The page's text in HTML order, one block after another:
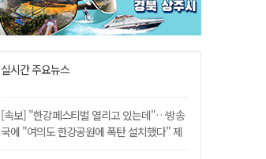
실시간 주요뉴스
[속보] "한강페스티벌 열리고 있는데"…방송
국에 "여의도 한강공원에 폭탄 설치했다" 제